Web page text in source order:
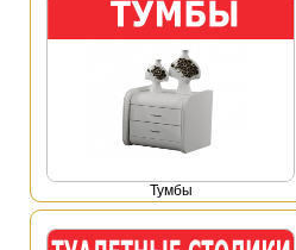
Тумбы